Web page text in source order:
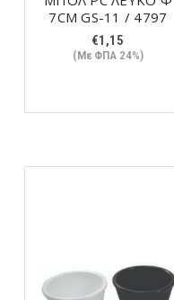
7CM GS-11 / 4797
€1,15
(Με ΦΠΑ 24%)